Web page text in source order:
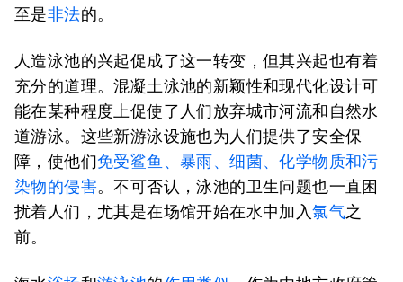
至是非法的。
人造泳池的兴起促成了这一转变，但其兴起也有着
充分的道理。混凝土泳池的新颖性和现代化设计可
能在某种程度上促使了人们放弃城市河流和自然水
道游泳。这些新游泳设施也为人们提供了安全保
障，使他们免受鲨鱼、暴雨、细菌、化学物质和污
染物的侵害。不可否认，泳池的卫生问题也一直困
扰着人们，尤其是在场馆开始在水中加入氯气之
前。